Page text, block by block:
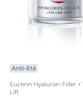
La gamma di
Volume-Lift,
per gli specifici
stimolano la
la capacità della
Anti-Età
Eucerin Hyaluron-Filler +
Lift